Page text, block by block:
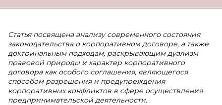
Статья посвящена анализу современного состояния
законодательства о корпоративном договоре, а также
доктринальным подходам, раскрывающим дуализм
правовой природы и характер корпоративного
договора как особого соглашения, являющегося
способом разрешения и предупреждения
корпоративных конфликтов в сфере осуществления
предпринимательской деятельности.